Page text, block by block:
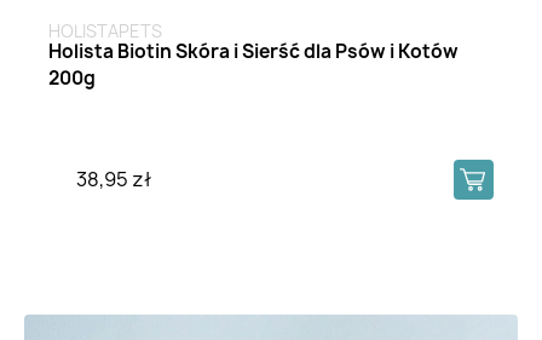
HOLISTAPETS
Holista Biotin Skóra i Sierść dla Psów i Kotów
200g
38,95 zł